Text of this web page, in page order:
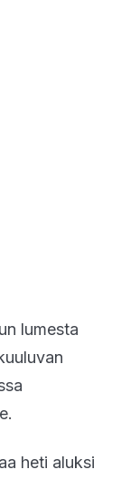
lumesta
heti aluksi